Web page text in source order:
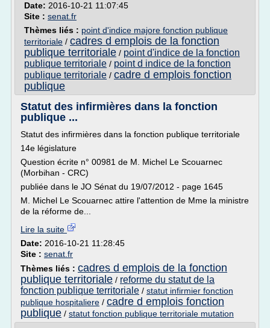
Date: 2016-10-21 11:07:45
Site : senat.fr
Thèmes liés : point d'indice majore fonction publique
territoriale / cadres d emplois de la fonction
publique territoriale / point d'indice de la fonction
publique territoriale / point d indice de la fonction
publique territoriale / cadre d emplois fonction
publique
Statut des infirmières dans la fonction
publique ...
Statut des infirmières dans la fonction publique territoriale
14e législature
Question écrite n° 00981 de M. Michel Le Scouarnec
(Morbihan - CRC)
publiée dans le JO Sénat du 19/07/2012 - page 1645
M. Michel Le Scouarnec attire l'attention de Mme la ministre
de la réforme de...
Lire la suite
Date: 2016-10-21 11:28:45
Site : senat.fr
Thèmes liés : cadres d emplois de la fonction
publique territoriale / reforme du statut de la
fonction publique territoriale / statut infirmier fonction
publique hospitaliere / cadre d emplois fonction
publique / statut fonction publique territoriale mutation